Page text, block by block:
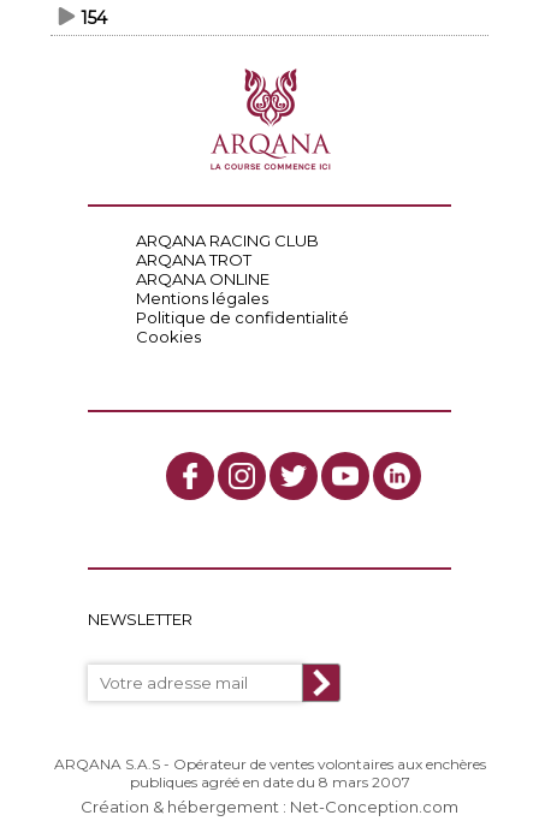
154
ARQANA RACING CLUB
ARQANA TROT
ARQANA ONLINE
Mentions légales
Politique de confidentialité
Cookies
NEWSLETTER
ARQANA S.A.S - Opérateur de ventes volontaires aux enchères
publiques agréé en date du 8 mars 2007
Création & hébergement : Net-Conception.com